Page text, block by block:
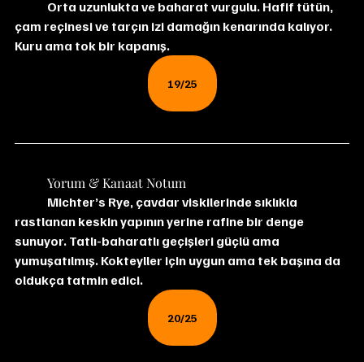
çam reçinesi ve tarçın izi damağın kenarında kalıyor.
Kuru ama tok bir kapanış.
19/25
	Yorum & Kanaat Notum
rastlanan keskin yapının yerine rafine bir denge
sunuyor. Tatlı-baharatlı geçişleri güçlü ama
yumuşatılmış. Kokteyller için uygun ama tek başına da
oldukça tatmin edici.
20/25